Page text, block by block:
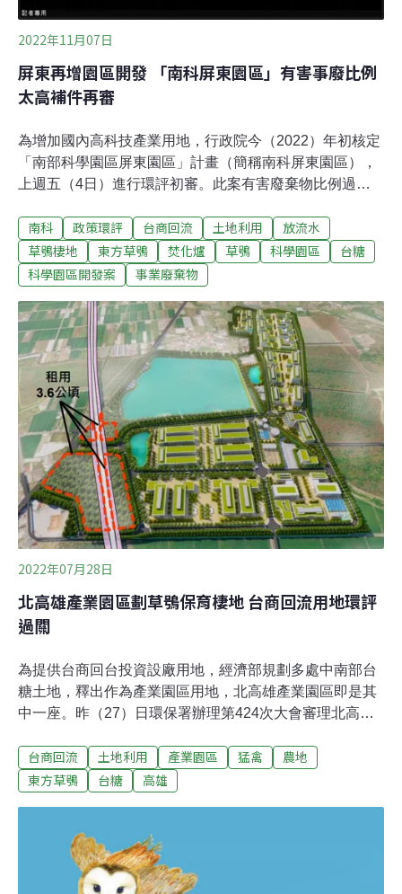
2022年11月07日
屏東再增園區開發 「南科屏東園區」有害事廢比例
太高補件再審
為增加國內高科技產業用地，行政院今（2022）年初核定
「南部科學園區屏東園區」計畫（簡稱南科屏東園區），
上週五（4日）進行環評初審。此案有害廢棄物比例過
為環委憂心的問題之一，要求開發單位與其他部門共同建
立管理機制，以減輕環境過度負荷。加上其餘放流水疑
慮、棲地規劃改善等問題，專案小組最後決定補件再審。
環委批有害廢棄物比例過高、規劃不明國科會（前科技
部）四年有八處新設及擴建的科學園區，其中的南科屏
東、嘉義園區今（2022）年1月經行政院核定，11月陸續
進入環評初審，環保署4日辦理「南科屏東園區開發計
畫」初審。
南科 政策環評 台商回流 土地利用
放流水
草鴞棲地
東方草鴞 焚化爐 草鴞 科學園區
台糖
科學園區開發案
事業廢棄物
2022年07月28日
北高雄產業園區劃草鴞保育棲地 台商回流用地環評
過關
為提供台商回台投資設廠用地，經濟部規劃多處中南部台
糖土地，釋出作為產業園區用地，北高雄產業園區即是其
中一座。昨（27）日環保署辦理第424次大會審理北高
評。此案基地原為台糖農場，是一級保育類草鴞喜愛的棲
地，工業局承諾將園區內0.53公頃保留給草鴞，種植長草
高雄市岡山區，基地原為台糖九鬮（音同鳩）農場。由於
該案原先範圍東側位於小崗山活動斷層上，開發單位工業
局為避開斷層，將面積從原本的60.71公頃，縮減至42.96
台商回流 土地利用 產業園區 猛禽
農地
東方草鴞
台糖 高雄